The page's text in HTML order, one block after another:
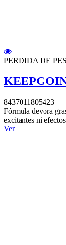
PERDIDA DE
8437011805423
Fórmula devora
excitantes ni
Ver